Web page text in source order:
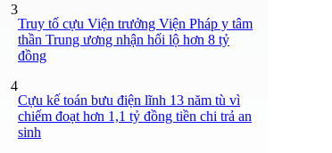
3
Truy tố cựu Viện trưởng Viện Pháp y tâm
thần Trung ương nhận hối lộ hơn 8 tỷ
đồng
4
Cựu kế toán bưu điện lĩnh 13 năm tù vì
chiếm đoạt hơn 1,1 tỷ đồng tiền chi trả an
sinh